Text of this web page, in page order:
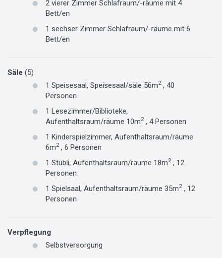
2 vierer Zimmer Schlafraum/-räume mit 4
Bett/en
1 sechser Zimmer Schlafraum/-räume mit 6
Bett/en
Säle (5)
1 Speisesaal, Speisesaal/säle 56m2 , 40
Personen
1 Lesezimmer/Biblioteke,
Aufenthaltsraum/räume 10m2 , 4Personen
1 Kinderspielzimmer, Aufenthaltsraum/räume
6m2 , 6 Personen
1 Stübli, Aufenthaltsraum/räume 18m2 , 12
Personen
1 Spielsaal, Aufenthaltsraum/räume 35m2 , 12
Personen
Verpflegung
Selbstversorgung